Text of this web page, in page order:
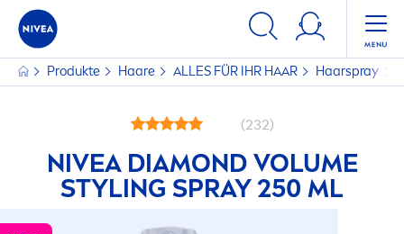
Produkte Haare ALLES FÜR IHR HAAR Haarspray
(232)
NIVEADIAMOND VOLUME
STYLING SPRAY 250 ML